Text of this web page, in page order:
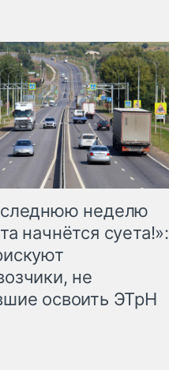
неделю
начнётся суета!»:
не
освоить ЭТрН